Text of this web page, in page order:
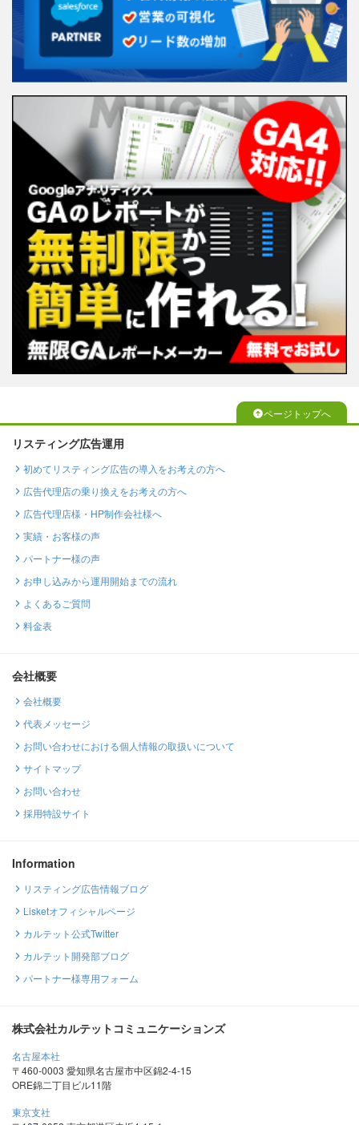
ページトップへ
リスティング広告運用
初めてリスティング広告の導入をお考えの方へ
広告代理店の乗り換えをお考えの方へ
広告代理店様・HP制作会社様へ
実績・お客様の声
パートナー様の声
お申し込みから運用開始までの流れ
よくあるご質問
料金表
会社概要
会社概要
代表メッセージ
お問い合わせにおける個人情報の取扱いについて
サイトマップ
お問い合わせ
採用特設サイト
Information
リスティング広告情報ブログ
Lisketオフィシャルページ
カルテット公式Twitter
カルテット開発部ブログ
パートナー様専用フォーム
株式会社カルテットコミュニケーションズ
名古屋本社
〒460-0003 愛知県名古屋市中区錦2-4-15
ORE錦二丁目ビル11階
東京支社